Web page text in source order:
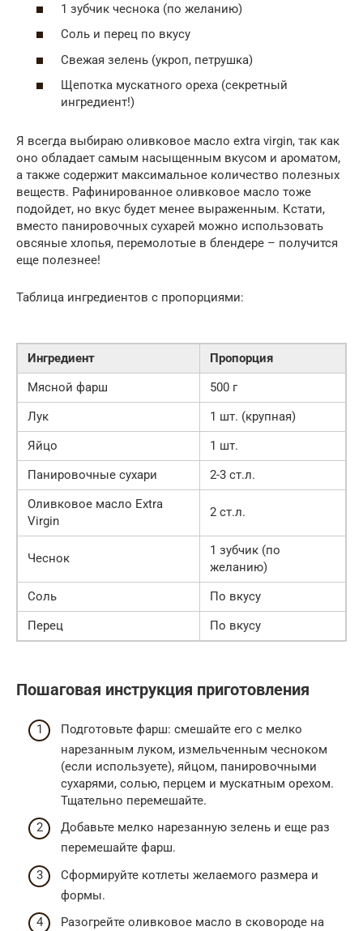
1 зубчик чеснока (по желанию)
Соль и перец по вкусу
Свежая зелень (укроп, петрушка)
Щепотка мускатного ореха (секретный
ингредиент!)
Я всегда выбираю оливковое масло extra virgin, так как
оно обладает самым насыщенным вкусом и ароматом,
а также содержит максимальное количество полезных
веществ. Рафинированное оливковое масло тоже
подойдет, но вкус будет менее выраженным. Кстати,
вместо панировочных сухарей можно использовать
овсяные хлопья, перемолотые в блендере – получится
еще полезнее!
Таблица ингредиентов с пропорциями:
Ингредиент
Пропорция
Мясной фарш
500 г
Лук
1 шт. (крупная)
Яйцо
1 шт.
Панировочные сухари
2-3 ст.л.
Оливковое масло Extra
Virgin
2 ст.л.
Чеснок
1 зубчик (по
желанию)
Соль
По вкусу
Перец
По вкусу
Пошаговая инструкция приготовления
Подготовьте фарш: смешайте его с мелко
нарезанным луком, измельченным чесноком
(если используете), яйцом, панировочными
сухарями, солью, перцем и мускатным орехом.
Тщательно перемешайте.
Добавьте мелко нарезанную зелень и еще раз
перемешайте фарш.
Сформируйте котлеты желаемого размера и
формы.
Разогрейте оливковое масло в сковороде на